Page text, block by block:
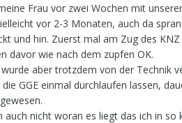
Frau vor zwei Wochen mit
vor 2-3 Monaten, auch da
und hin. Zuerst mal am Zug des
davor wie nach dem zupfen OK.
wurde aber trotzdem von der Technik
GGE einmal durchlaufen lassen,
auch nicht woran es liegt das ich in so